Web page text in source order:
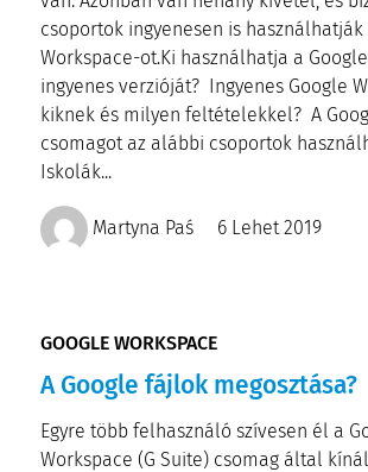
csoportok ingyenesen is használhatják
Workspace-ot.Ki használhatja a
ingyenes verzióját? Ingyenes Google
kiknek és milyen feltételekkel? A
csomagot az alábbi csoportok
Iskolák...
Martyna Paś 6 Lehet 2019
GOOGLE WORKSPACE
A Google fájlok megosztása?
Egyre több felhasználó szívesen él a
Workspace (G Suite) csomag által